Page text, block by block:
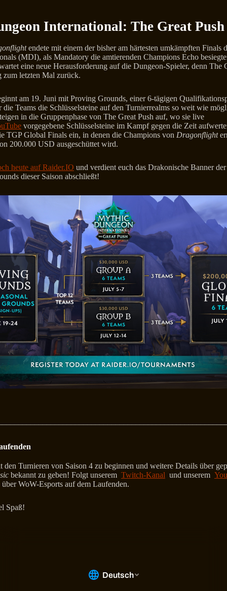
International: The Great Push
endete mit einem der bisher am härtesten umkämpften Finals
(MDI), als Mandatory die amtierenden Champions Echo
eine neue Herausforderung auf die Dungeon-Spieler, denn The
zum letzten Mal zurück.
am 19. Juni mit Proving Grounds, einer 6-tägigen
Teams die Schlüsselsteine auf den Turnierrealms so weit wie
in die Gruppenphase von The Great Push auf, wo sie live
vorgegebene Schlüsselsteine im Kampf gegen die Zeit
TGP Global Finals ein, in denen die Champions von Dragonflight
200.000 USD ausgeschüttet wird.
heute auf Raider.IO und verdient euch das Drakonische Banner
dieser Saison abschließt!
den Turnieren von Saison 4 zu beginnen und weitere Details über
bekannt zu geben! Folgt unserem Twitch-Kanal und unserem
über WoW-Esports auf dem Laufenden.
Spaß!